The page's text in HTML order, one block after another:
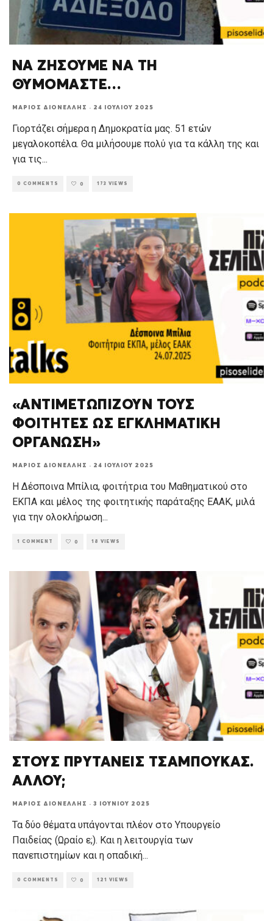
ΝΑ ΖΗΣΟΥΜΕ ΝΑ ΤΗ
ΘΥΜΟΜΑΣΤΕ…
ΜΆΡΙΟΣ ΔΙΟΝΈΛΛΗΣ · 24 ΙΟΥΛΊΟΥ 2025
Γιορτάζει σήμερα η Δημοκρατία μας. 51 ετών
μεγαλοκοπέλα. Θα μιλήσουμε πολύ για τα κάλλη της και
για τις...
0 COMMENTS 0 173 VIEWS
«ΑΝΤΙΜΕΤΩΠΙΖΟΥΝ ΤΟΥΣ
ΦΟΙΤΗΤΕΣ ΩΣ ΕΓΚΛΗΜΑΤΙΚΗ
ΟΡΓΑΝΩΣΗ»
ΜΆΡΙΟΣ ΔΙΟΝΈΛΛΗΣ · 24 ΙΟΥΛΊΟΥ 2025
Η Δέσποινα Μπίλια, φοιτήτρια του Μαθηματικού στο
ΕΚΠΑ και μέλος της φοιτητικής παράταξης ΕΑΑΚ, μιλά
για την ολοκλήρωση...
1 COMMENT 0 18 VIEWS
ΣΤΟΥΣ ΠΡΥΤΑΝΕΙΣ ΤΣΑΜΠΟΥΚΑΣ.
ΑΛΛΟΥ;
ΜΆΡΙΟΣ ΔΙΟΝΈΛΛΗΣ · 3 ΙΟΥΝΊΟΥ 2025
Τα δύο θέματα υπάγονται πλέον στο Υπουργείο
Παιδείας (Ωραίο ε;). Και η λειτουργία των
πανεπιστημίων και η οπαδική...
0 COMMENTS 0 121 VIEWS